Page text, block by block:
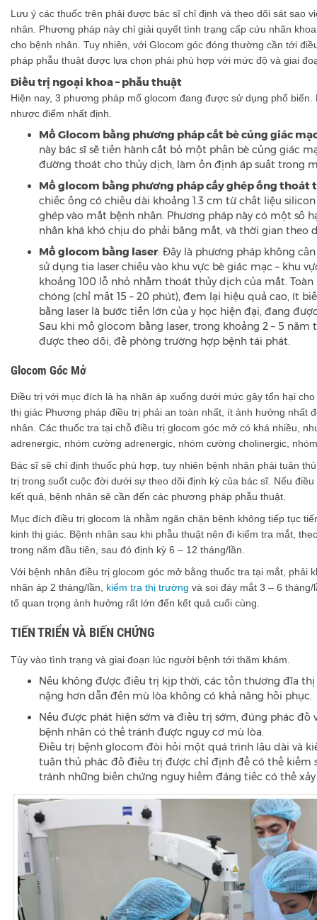
Lưu ý các thuốc trên phải được bác sĩ chỉ định và theo dõi sát sao
nhân. Phương pháp này chỉ giải quyết tình trạng cấp cứu nhãn
cho bệnh nhân. Tuy nhiên, với Glocom góc đóng thường cần tới
pháp phẫu thuật được lựa chọn phải phù hợp với mức độ và giai
Điều trị ngoại khoa – phẫu thuật
Hiện nay, 3 phương pháp mổ glocom đang được sử dụng phổ
nhược điểm nhất định.
Mổ Glocom bằng phương pháp cắt bè củng giác
này bác sĩ sẽ tiến hành cắt bỏ một phần bè củng giác
đường thoát cho thủy dịch, làm ổn định áp suất trong
Mổ glocom bằng phương pháp cấy ghép ống thoát
chiếc ống có chiều dài khoảng 1.3 cm từ chất liệu
ghép vào mắt bệnh nhân. Phương pháp này có một số
nhân khá khó chịu do phải băng mắt, và thời gian theo
Mổ glocom bằng laser: Đây là phương pháp không
sử dụng tia laser chiếu vào khu vực bè giác mạc – khu
khoảng 100 lỗ nhỏ nhằm thoát thủy dịch của mắt.
chóng (chỉ mất 15 – 20 phút), đem lại hiệu quả cao, ít
bằng laser là bước tiến lớn của y học hiện đại, đang
Sau khi mổ glocom bằng laser, trong khoảng 2 – 5 năm
được theo dõi, đề phòng trường hợp bệnh tái phát.
Glocom Góc Mở
Điều trị với mục đích là hạ nhãn áp xuống dưới mức gây tổn hại
thị giác Phương pháp điều trị phải an toàn nhất, ít ảnh hưởng nhất
nhân. Các thuốc tra tại chỗ điều trị glocom góc mở có khá nhiều,
adrenergic, nhóm cường adrenergic, nhóm cường cholinergic,
Bác sĩ sẽ chỉ định thuốc phù hợp, tuy nhiên bệnh nhân phải tuân
trị trong suốt cuộc đời dưới sự theo dõi định kỳ của bác sĩ. Nếu
kết quả, bệnh nhân sẽ cần đến các phương pháp phẫu thuật.
Mục đích điều trị glocom là nhằm ngăn chặn bệnh không tiếp tục
kinh thị giác. Bệnh nhân sau khi phẫu thuật nên đi kiểm tra mắt,
trong năm đầu tiên, sau đó định kỳ 6 – 12 tháng/lần.
Với bệnh nhân điều trị glocom góc mở bằng thuốc tra tại mắt, phải
nhãn áp 2 tháng/lần, kiểm tra thị trường và soi đáy mắt 3 – 6
tố quan trọng ảnh hưởng rất lớn đến kết quả cuối cùng.
TIẾN TRIỂN VÀ BIẾN CHỨNG
Tùy vào tình trạng và giai đoạn lúc người bệnh tới thăm khám.
Nếu không được điều trị kịp thời, các tổn thương đĩa
nặng hơn dẫn đến mù lòa không có khả năng hồi phục.
Nếu được phát hiện sớm và điều trị sớm, đúng phác đồ
bệnh nhân có thể tránh được nguy cơ mù lòa.
Điều trị bệnh glocom đòi hỏi một quá trình lâu dài và
tuân thủ phác đồ điều trị được chỉ định để có thể kiểm
tránh những biến chứng nguy hiểm đáng tiếc có thể xảy